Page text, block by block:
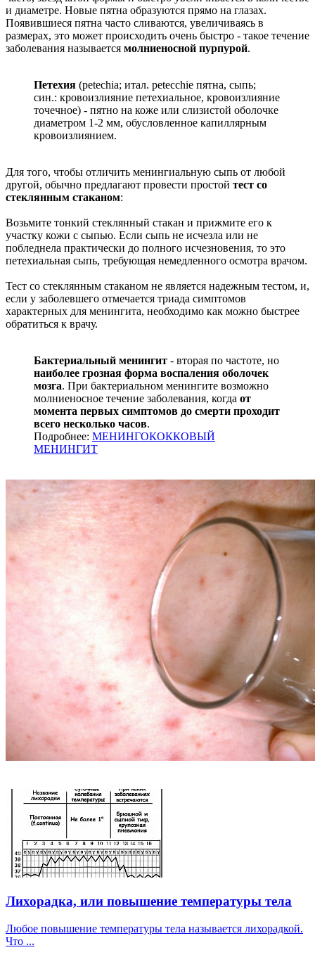
и диаметре. Новые пятна образуются прямо на глазах.
Появившиеся пятна часто сливаются, увеличиваясь в
размерах, это может происходить очень быстро - такое течение
заболевания называется молниеносной пурпурой.
Петехия (petechia; итал. petecchie пятна, сыпь;
син.: кровоизлияние петехиальное, кровоизлияние
точечное) - пятно на коже или слизистой оболочке
диаметром 1-2 мм, обусловленное капиллярным
кровоизлиянием.
Для того, чтобы отличить менингиальную сыпь от любой
другой, обычно предлагают провести простой тест со
стеклянным стаканом:
Возьмите тонкий стеклянный стакан и прижмите его к
участку кожи с сыпью. Если сыпь не исчезла или не
побледнела практически до полного исчезновения, то это
петехиальная сыпь, требующая немедленного осмотра врачом.
Тест со стеклянным стаканом не является надежным тестом, и,
если у заболевшего отмечается триада симптомов
характерных для менингита, необходимо как можно быстрее
обратиться к врачу.
Бактериальный менингит - вторая по частоте, но
наиболее грозная форма воспаления оболочек
мозга. При бактериальном менингите возможно
молниеносное течение заболевания, когда от
момента первых симптомов до смерти проходит
всего несколько часов.
Подробнее: МЕНИНГОКОККОВЫЙ
МЕНИНГИТ
Лихорадка, или повышение температуры тела
Любое повышение температуры тела называется лихорадкой.
Что ...